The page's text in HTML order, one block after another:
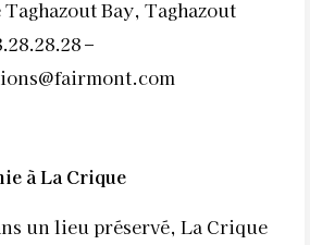
Bay, Taghazout
–
à La Crique
un lieu préservé, La Crique